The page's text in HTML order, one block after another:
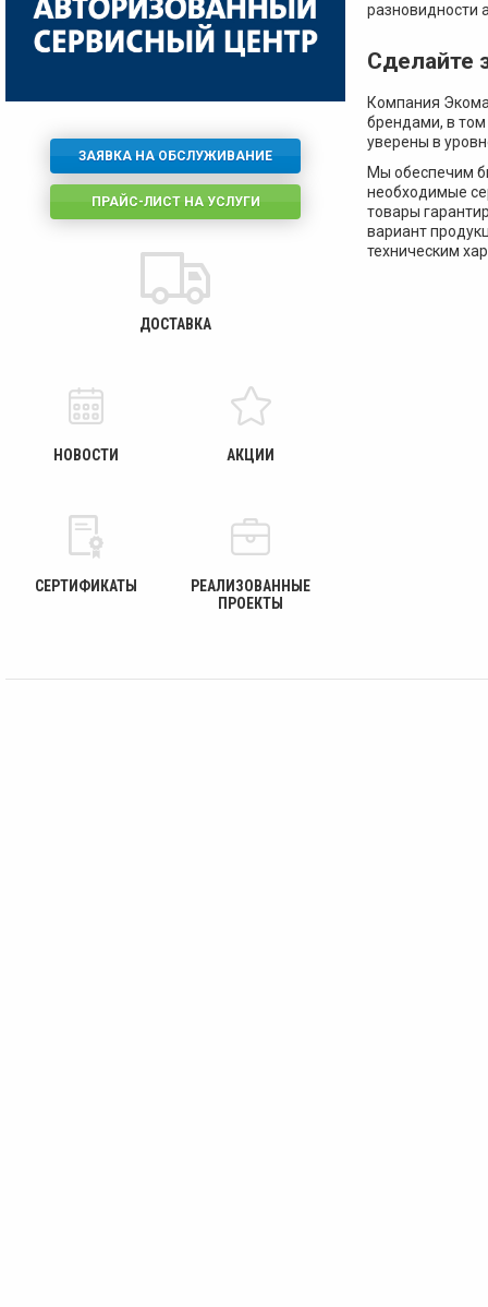
разновидности
Сделайте
Компания
брендами, в том
уверены в
Мы обеспечим
необходимые
товары
вариант
техническим
ЗАЯВКА НА ОБСЛУЖИВАНИЕ
ПРАЙС-ЛИСТ НА УСЛУГИ
ДОСТАВКА
НОВОСТИ АКЦИИ
СЕРТИФИКАТЫ
РЕАЛИЗОВАННЫЕ
ПРОЕКТЫ